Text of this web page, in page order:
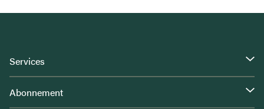
Services
Abonnement